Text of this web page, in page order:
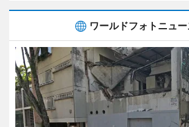
ワールドフォトニュー